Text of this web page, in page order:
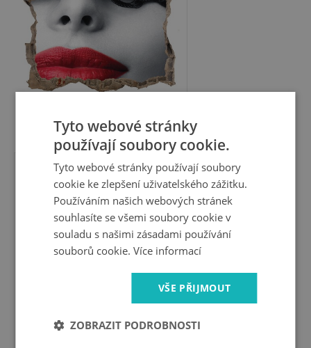
549 Kč
Fotoobraz díra na stěnu
Růže v rozpadlé zdi
Tyto webové stránky
používají soubory cookie.
Tyto webové stránky používají soubory
cookie ke zlepšení uživatelského zážitku.
Používáním našich webových stránek
souhlasíte se všemi soubory cookie v
souladu s našimi zásadami používání
souborů cookie.Více informací
VŠE PŘIJMOUT
ZOBRAZIT PODROBNOSTI